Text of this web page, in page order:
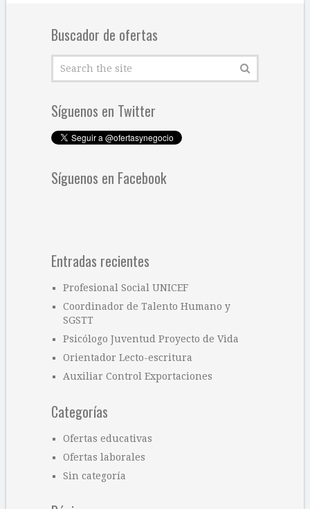
Buscador de ofertas
Síguenos en Twitter
Síguenos en Facebook
Entradas recientes
Profesional Social UNICEF
Coordinador de Talento Humano y
SGSTT
Psicólogo Juventud Proyecto de Vida
Orientador Lecto-escritura
Auxiliar Control Exportaciones
Categorías
Ofertas educativas
Ofertas laborales
Sin categoría